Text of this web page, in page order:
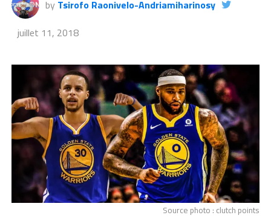
by Tsirofo Raonivelo-Andriamiharinosy
juillet 11, 2018
Source photo : clutch points